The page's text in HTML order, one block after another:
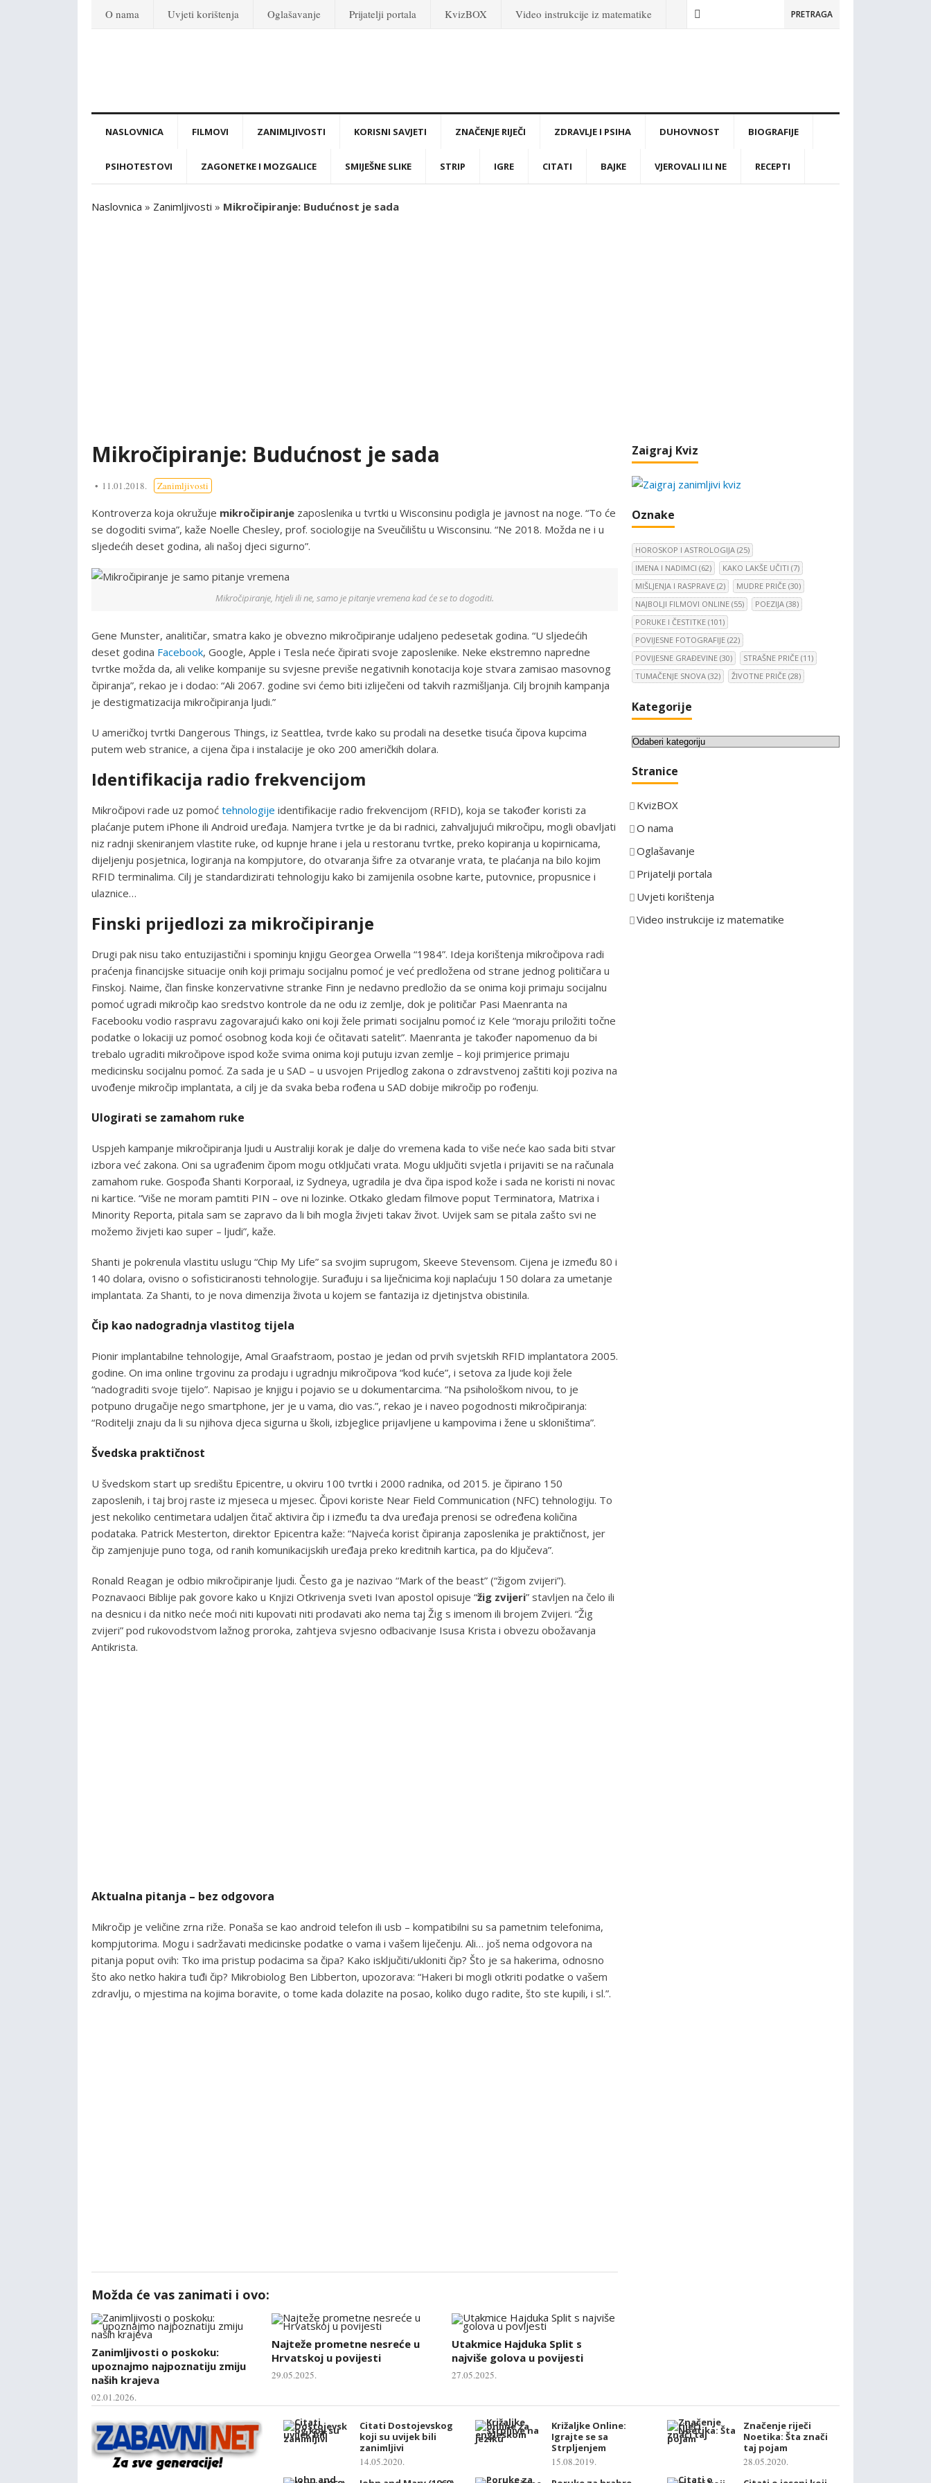
O nama Uvjeti korištenja Oglašavanje Prijatelji portala KvizBOX Video instrukcije iz matematike PRETRAGA
NASLOVNICA FILMOVI ZANIMLJIVOSTI KORISNI SAVJETI ZNAČENJE RIJEČI ZDRAVLJE I PSIHA DUHOVNOST BIOGRAFIJE
PSIHOTESTOVI ZAGONETKE I MOZGALICE SMIJEŠNE SLIKE STRIP IGRE CITATI BAJKE VJEROVALI ILI NE RECEPTI
Naslovnica » Zanimljivosti » Mikročipiranje: Budućnost je sada
Mikročipiranje: Budućnost je sada
11.01.2018. Zanimljivosti
Kontroverza koja okružuje mikročipiranje zaposlenika u tvrtki u Wisconsinu podigla je javnost na noge. “To će
se dogoditi svima”, kaže Noelle Chesley, prof. sociologije na Sveučilištu u Wisconsinu. “Ne 2018. Možda ne i u
sljedećih deset godina, ali našoj djeci sigurno”.
Mikročipiranje, htjeli ili ne, samo je pitanje vremena kad će se to dogoditi.
Gene Munster, analitičar, smatra kako je obvezno mikročipiranje udaljeno pedesetak godina. “U sljedećih
deset godina Facebook, Google, Apple i Tesla neće čipirati svoje zaposlenike. Neke ekstremno napredne
tvrtke možda da, ali velike kompanije su svjesne previše negativnih konotacija koje stvara zamisao masovnog
čipiranja”, rekao je i dodao: “Ali 2067. godine svi ćemo biti izliječeni od takvih razmišljanja. Cilj brojnih kampanja
je destigmatizacija mikročipiranja ljudi.”
U američkoj tvrtki Dangerous Things, iz Seattlea, tvrde kako su prodali na desetke tisuća čipova kupcima
putem web stranice, a cijena čipa i instalacije je oko 200 američkih dolara.
Identifikacija radio frekvencijom
Mikročipovi rade uz pomoć tehnologije identifikacije radio frekvencijom (RFID), koja se također koristi za
plaćanje putem iPhone ili Android uređaja. Namjera tvrtke je da bi radnici, zahvaljujući mikročipu, mogli obavljati
niz radnji skeniranjem vlastite ruke, od kupnje hrane i jela u restoranu tvrtke, preko kopiranja u kopirnicama,
dijeljenju posjetnica, logiranja na kompjutore, do otvaranja šifre za otvaranje vrata, te plaćanja na bilo kojim
RFID terminalima. Cilj je standardizirati tehnologiju kako bi zamijenila osobne karte, putovnice, propusnice i
ulaznice…
Finski prijedlozi za mikročipiranje
Drugi pak nisu tako entuzijastični i spominju knjigu Georgea Orwella “1984”. Ideja korištenja mikročipova radi
praćenja financijske situacije onih koji primaju socijalnu pomoć je već predložena od strane jednog političara u
Finskoj. Naime, član finske konzervativne stranke Finn je nedavno predložio da se onima koji primaju socijalnu
pomoć ugradi mikročip kao sredstvo kontrole da ne odu iz zemlje, dok je političar Pasi Maenranta na
Facebooku vodio raspravu zagovarajući kako oni koji žele primati socijalnu pomoć iz Kele “moraju priložiti točne
podatke o lokaciji uz pomoć osobnog koda koji će očitavati satelit”. Maenranta je također napomenuo da bi
trebalo ugraditi mikročipove ispod kože svima onima koji putuju izvan zemlje – koji primjerice primaju
medicinsku socijalnu pomoć. Za sada je u SAD – u usvojen Prijedlog zakona o zdravstvenoj zaštiti koji poziva na
uvođenje mikročip implantata, a cilj je da svaka beba rođena u SAD dobije mikročip po rođenju.
Ulogirati se zamahom ruke
Uspjeh kampanje mikročipiranja ljudi u Australiji korak je dalje do vremena kada to više neće kao sada biti stvar
izbora već zakona. Oni sa ugrađenim čipom mogu otključati vrata. Mogu uključiti svjetla i prijaviti se na računala
zamahom ruke. Gospođa Shanti Korporaal, iz Sydneya, ugradila je dva čipa ispod kože i sada ne koristi ni novac
ni kartice. “Više ne moram pamtiti PIN – ove ni lozinke. Otkako gledam filmove poput Terminatora, Matrixa i
Minority Reporta, pitala sam se zapravo da li bih mogla živjeti takav život. Uvijek sam se pitala zašto svi ne
možemo živjeti kao super – ljudi”, kaže.
Shanti je pokrenula vlastitu uslugu “Chip My Life” sa svojim suprugom, Skeeve Stevensom. Cijena je između 80 i
140 dolara, ovisno o sofisticiranosti tehnologije. Surađuju i sa liječnicima koji naplaćuju 150 dolara za umetanje
implantata. Za Shanti, to je nova dimenzija života u kojem se fantazija iz djetinjstva obistinila.
Čip kao nadogradnja vlastitog tijela
Pionir implantabilne tehnologije, Amal Graafstraom, postao je jedan od prvih svjetskih RFID implantatora 2005.
godine. On ima online trgovinu za prodaju i ugradnju mikročipova “kod kuće”, i setova za ljude koji žele
“nadograditi svoje tijelo”. Napisao je knjigu i pojavio se u dokumentarcima. “Na psihološkom nivou, to je
potpuno drugačije nego smartphone, jer je u vama, dio vas.”, rekao je i naveo pogodnosti mikročipiranja:
“Roditelji znaju da li su njihova djeca sigurna u školi, izbjeglice prijavljene u kampovima i žene u skloništima”.
Švedska praktičnost
U švedskom start up središtu Epicentre, u okviru 100 tvrtki i 2000 radnika, od 2015. je čipirano 150
zaposlenih, i taj broj raste iz mjeseca u mjesec. Čipovi koriste Near Field Communication (NFC) tehnologiju. To
jest nekoliko centimetara udaljen čitač aktivira čip i između ta dva uređaja prenosi se određena količina
podataka. Patrick Mesterton, direktor Epicentra kaže: “Najveća korist čipiranja zaposlenika je praktičnost, jer
čip zamjenjuje puno toga, od ranih komunikacijskih uređaja preko kreditnih kartica, pa do ključeva”.
Ronald Reagan je odbio mikročipiranje ljudi. Često ga je nazivao “Mark of the beast” (“žigom zvijeri”).
Poznavaoci Biblije pak govore kako u Knjizi Otkrivenja sveti Ivan apostol opisuje “žig zvijeri” stavljen na čelo ili
na desnicu i da nitko neće moći niti kupovati niti prodavati ako nema taj Žig s imenom ili brojem Zvijeri. “Žig
zvijeri” pod rukovodstvom lažnog proroka, zahtjeva svjesno odbacivanje Isusa Krista i obvezu obožavanja
Antikrista.
Aktualna pitanja – bez odgovora
Mikročip je veličine zrna riže. Ponaša se kao android telefon ili usb – kompatibilni su sa pametnim telefonima,
kompjutorima. Mogu i sadržavati medicinske podatke o vama i vašem liječenju. Ali… još nema odgovora na
pitanja poput ovih: Tko ima pristup podacima sa čipa? Kako isključiti/ukloniti čip? Što je sa hakerima, odnosno
što ako netko hakira tuđi čip? Mikrobiolog Ben Libberton, upozorava: “Hakeri bi mogli otkriti podatke o vašem
zdravlju, o mjestima na kojima boravite, o tome kada dolazite na posao, koliko dugo radite, što ste kupili, i sl.”.
Možda će vas zanimati i ovo:
Zanimljivosti o poskoku:
upoznajmo najpoznatiju zmiju
naših krajeva
02.01.2026.
Najteže prometne nesreće u
Hrvatskoj u povijesti
29.05.2025.
Utakmice Hajduka Split s
najviše golova u povijesti
27.05.2025.
Zaigraj Kviz
Oznake
HOROSKOP I ASTROLOGIJA (25)
IMENA I NADIMCI (62) KAKO LAKŠE UČITI (7)
MIŠLJENJA I RASPRAVE (2) MUDRE PRIČE (30)
NAJBOLJI FILMOVI ONLINE (55) POEZIJA (38)
PORUKE I ČESTITKE (101)
POVIJESNE FOTOGRAFIJE (22)
POVIJESNE GRAĐEVINE (30) STRAŠNE PRIČE (11)
TUMAČENJE SNOVA (32) ŽIVOTNE PRIČE (28)
Kategorije
K
t
g
o
i
j
e
Stranice
KvizBOX
O nama
Oglašavanje
Prijatelji portala
Uvjeti korištenja
Video instrukcije iz matematike
Citati Dostojevskog
koji su uvijek bili
zanimljivi
14.05.2020.
Križaljke Online:
Igrajte se sa
Strpljenjem
15.08.2019.
Značenje riječi
Noetika: Šta znači
taj pojam
28.05.2020.